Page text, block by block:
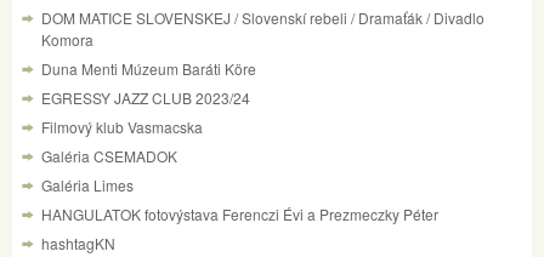
DOM MATICE SLOVENSKEJ / Slovenskí rebeli / Dramaťák / Divadlo
Komora
Duna Menti Múzeum Baráti Köre
EGRESSY JAZZ CLUB 2023/24
Filmový klub Vasmacska
Galéria CSEMADOK
Galéria Limes
HANGULATOK fotovýstava Ferenczi Évi a Prezmeczky Péter
hashtagKN